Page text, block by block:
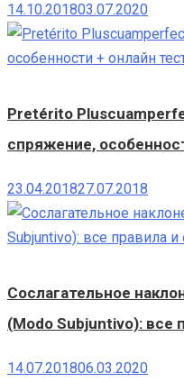
14.10.201803.07.2020
Pretérito
спряжение,
23.04.201827.07.2018
Сослагательное
(Modo Subjuntivo): все
14.07.201806.03.2020